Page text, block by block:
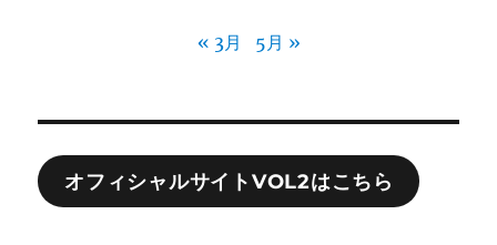
« 3月 5月 »
オフィシャルサイトVOL2はこちら